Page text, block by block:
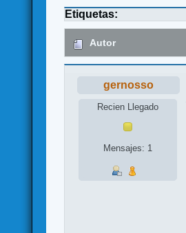
Etiquetas:
Autor
gernosso
Recien Llegado
Mensajes: 1